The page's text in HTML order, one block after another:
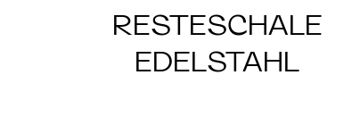
RESTESCHALE
EDELSTAHL